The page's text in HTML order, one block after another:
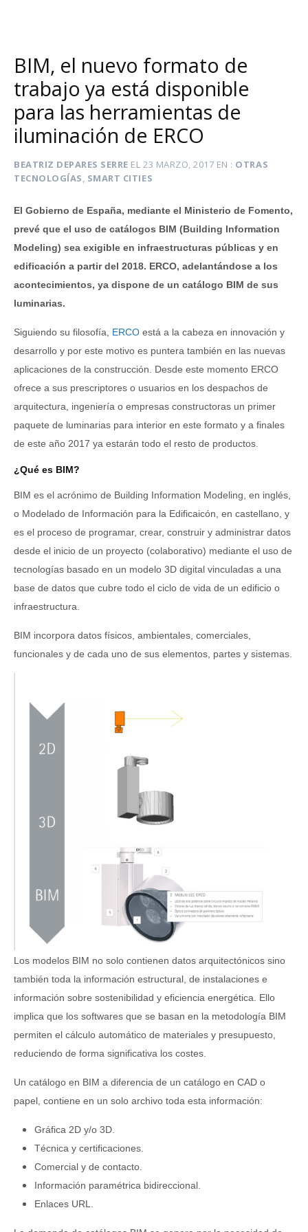
BIM, el nuevo formato de
trabajo ya está disponible
para las herramientas de
iluminación de ERCO
BEATRIZ DEPARES SERRE EL23 MARZO, 2017 EN
OTRAS
TECNOLOGÍAS, SMART CITIES
El Gobierno de España, mediante el Ministerio de Fomento,
prevé que el uso de catálogos BIM (Building Information
Modeling) sea exigible en infraestructuras públicas y en
edificación a partir del 2018. ERCO, adelantándose a los
acontecimientos, ya dispone de un catálogo BIM de sus
luminarias.
Siguiendo su filosofía, ERCO está a la cabeza en innovación y
desarrollo y por este motivo es puntera también en las nuevas
aplicaciones de la construcción. Desde este momento ERCO
ofrece a sus prescriptores o usuarios en los despachos de
arquitectura, ingeniería o empresas constructoras un primer
paquete de luminarias para interior en este formato y a finales
de este año 2017 ya estarán todo el resto de productos.
¿Qué es BIM?
BIM es el acrónimo de Building Information Modeling, en inglés,
o Modelado de Información para la Edificaicón, en castellano, y
es el proceso de programar, crear, construir y administrar datos
desde el inicio de un proyecto (colaborativo) mediante el uso de
tecnologías basado en un modelo 3D digital vinculadas a una
base de datos que cubre todo el ciclo de vida de un edificio o
infraestructura.
BIM incorpora datos físicos, ambientales, comerciales,
funcionales y de cada uno de sus elementos, partes y sistemas.
Los modelos BIM no solo contienen datos arquitectónicos sino
también toda la información estructural, de instalaciones e
información sobre sostenibilidad y eficiencia energética. Ello
implica que los softwares que se basan en la metodología BIM
permiten el cálculo automático de materiales y presupuesto,
reduciendo de forma significativa los costes.
Un catálogo en BIM a diferencia de un catálogo en CAD o
papel, contiene en un solo archivo toda esta información:
Gráfica 2D y/o 3D.
Técnica y certificaciones.
Comercial y de contacto.
Información paramétrica bidireccional.
Enlaces URL.